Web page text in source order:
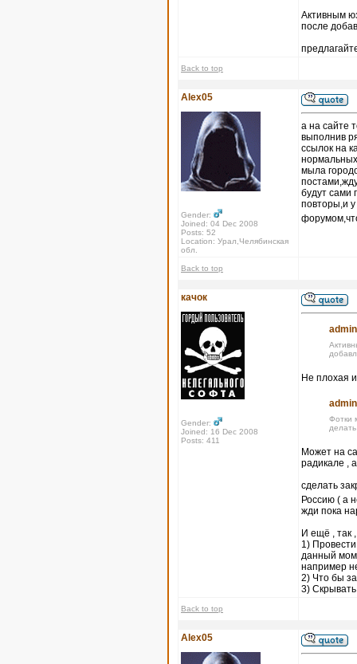
Активным
после
Back to top
Alex05
Gender:
Joined: 04 Dec 2008
Posts: 52
Location: Урал,Челябинская
обл.
а на сайте
выполнив
ссылок на
мыла
будут сами
повторы,и
Back to top
качок
Gender:
Joined: 16 Dec 2008
Posts: 411
Не плохая
Фотки
Может на
радикале ,
сделать
Россию ( а
жди пока
И ещё , так
1)
данный
например
2) Что бы
3)
Back to top
Alex05